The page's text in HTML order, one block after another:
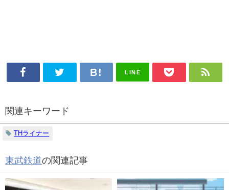
LINE
関連キーワード
THライナー
東武鉄道の関連記事